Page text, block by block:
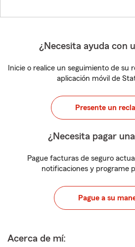
¿Necesita ayuda con
Inicie o realice un seguimiento de su
aplicación móvil de
Presente un
¿Necesita pagar
Pague facturas de seguro
notificaciones y programe
Pague a su
Acerca de mí: